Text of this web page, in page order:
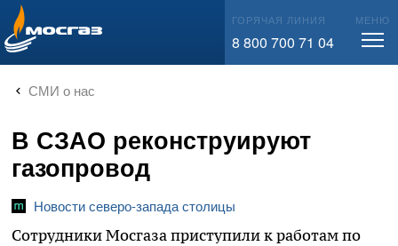
info@mos-gaz.ru ГОРЯЧАЯ ЛИНИЯ
8 800 700 71 04
МЕНЮ
СМИ о нас
В СЗАО реконструируют
газопровод
Новости северо-запада столицы
Сотрудники Мосгаза приступили к работам по